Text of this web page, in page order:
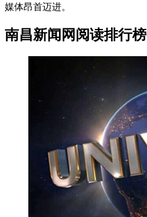
媒体昂首迈进。
南昌新闻网阅读排行榜